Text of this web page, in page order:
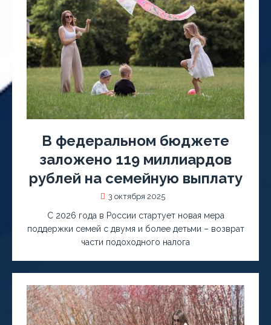
В федеральном бюджете
заложено 119 миллиардов
рублей на семейную выплату
3 октября 2025
С 2026 года в России стартует новая мера
поддержки семей с двумя и более детьми – возврат
части подоходного налога